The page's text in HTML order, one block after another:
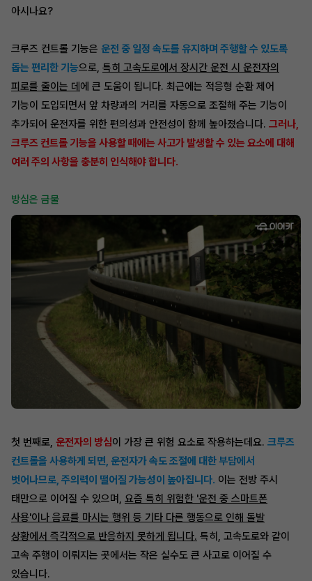
아시나요?
크루즈 컨트롤 기능은 운전 중 일정 속도를 유지하며 주행할 수 있도록
돕는 편리한 기능으로, 특히 고속도로에서 장시간 운전 시 운전자의
피로를 줄이는 데 에 큰 도움이 됩니다. 최근에는 적응형 순환 제어
기능이 도입되면서 앞 차량과의 거리를 자동으로 조절해 주는 기능이
추가되어 운전자를 위한 편의성과 안전성이 함께 높아졌습니다. 그러나,
크루즈 컨트롤 기능을 사용할 때에는 사고가 발생할 수 있는 요소에 대해
여러 주의 사항을 충분히 인식해야 합니다.
방심은 금물
첫 번째로, 운전자의 방심이 가장 큰 위험 요소로 작용하는데요. 크루즈
컨트롤을 사용하게 되면, 운전자가 속도 조절에 대한 부담에서
벗어나므로, 주의력이 떨어질 가능성이 높아집니다. 이는 전방 주시
태만으로 이어질 수 있으며, 요즘 특히 위험한 '운전 중 스마트폰
사용'이나 음료를 마시는 행위 등 기타 다른 행동으로 인해 돌발
상황에서 즉각적으로 반응하지 못하게 됩니다. 특히, 고속도로와 같이
고속 주행이 이뤄지는 곳에서는 작은 실수도 큰 사고로 이어질 수
있습니다.